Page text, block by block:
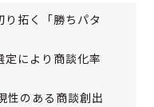
拓く「勝ちパタ
定により商談化率
性のある商談創出